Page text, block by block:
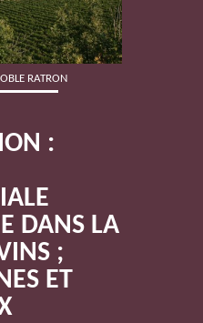
RATRON
MAILLY GRAND CRU
:
DANS LA
;
ET